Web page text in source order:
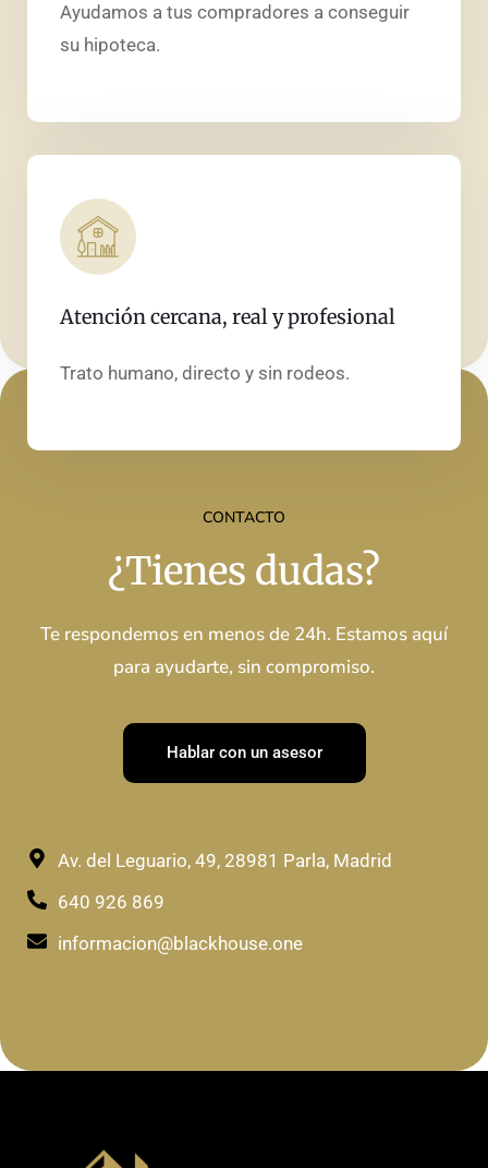
Ayudamos a tus compradores a conseguir
su hipoteca.
Atención cercana, real y profesional
Trato humano, directo y sin rodeos.
CONTACTO
¿Tienes dudas?
Te respondemos en menos de 24h. Estamos aquí
para ayudarte, sin compromiso.
Hablar con un asesor
Av. del Leguario, 49, 28981 Parla, Madrid
640 926 869
informacion@blackhouse.one